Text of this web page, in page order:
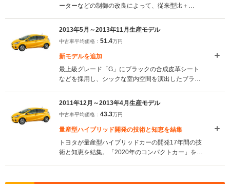
ーターなどの制御の改良によって、従来型比＋
また、専用サスペンションや内外装が与えられるス
ポーツコンバージョン車シリーズ「G SPORTS(通称
G's［ジーズ］)」が新たに設定されている
（2013.12）
2013年5月～2013年11月生産モデル
中古車平均価格： 51.4万円
新モデルを追加
最上級グレード「G」にブラックの合成皮革シート
などを採用し、シックな室内空間を演出したブラッ
「L」を除く全モデルに、スーパーUVカットガラス
(フロントドア)、助手席バニティミラー付サンバイ
ザーなどが標準装備されている（2013.5）
2011年12月～2013年4月生産モデル
中古車平均価格： 43.3万円
量産型ハイブリッド開発の技術と知恵を結集
トヨタが量産型ハイブリッドカーの開発17年間の技
術と知恵を結集。「2020年のコンパクトカー」をコ
一の低燃費と爽快な走り、使いやすく楽しいハイブ